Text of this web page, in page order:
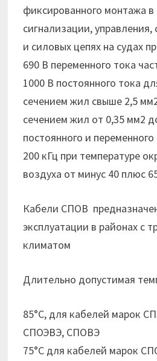
фиксированного монтажа в
сигнализации,
и силовых цепях на судах
690 В переменного тока
1000 В постоянного тока
сечением жил свыше 2,5
сечением жил от 0,35 мм2
постоянного и
200 кГц при температуре
воздуха от минус 40 плюс
Кабели СПОВ
эксплуатации в районах с
климатом
Длительно допустимая
85°С, для кабелей марок
СПОЭВЭ, СПОВЭ
75°С для кабелей марок